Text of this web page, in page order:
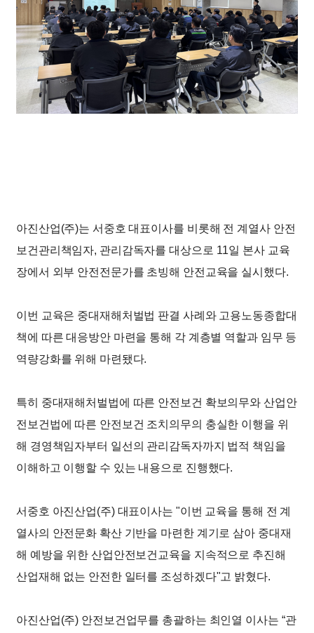
아진산업(주)는 서중호 대표이사를 비롯해 전 계열사 안전
보건관리책임자, 관리감독자를 대상으로 11일 본사 교육
장에서 외부 안전전문가를 초빙해 안전교육을 실시했다.
이번 교육은 중대재해처벌법 판결 사례와 고용노동종합대
책에 따른 대응방안 마련을 통해 각 계층별 역할과 임무 등
역량강화를 위해 마련됐다.
특히 중대재해처벌법에 따른 안전보건 확보의무와 산업안
전보건법에 따른 안전보건 조치의무의 충실한 이행을 위
해 경영책임자부터 일선의 관리감독자까지 법적 책임을
이해하고 이행할 수 있는 내용으로 진행했다.
서중호 아진산업(주) 대표이사는 "이번 교육을 통해 전 계
열사의 안전문화 확산 기반을 마련한 계기로 삼아 중대재
해 예방을 위한 산업안전보건교육을 지속적으로 추진해
산업재해 없는 안전한 일터를 조성하겠다"고 밝혔다.
아진산업(주) 안전보건업무를 총괄하는 최인열 이사는 “관